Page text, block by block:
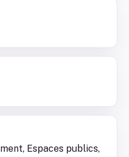
Espaces publics,